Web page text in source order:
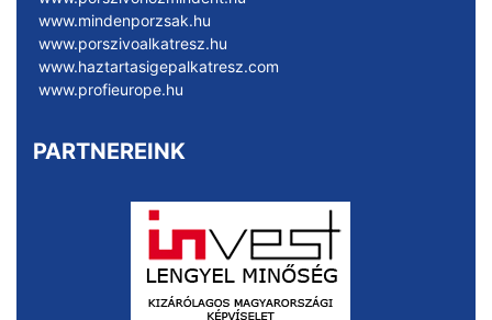
www.mindenporzsak.hu
www.porszivoalkatresz.hu
www.haztartasigepalkatresz.com
www.profieurope.hu
PARTNEREINK